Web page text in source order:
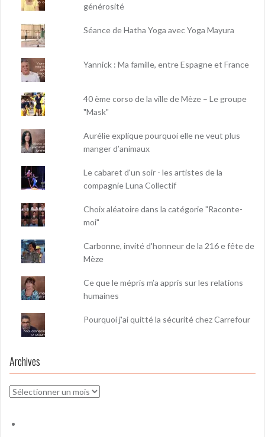
générosité
Séance de Hatha Yoga avec Yoga Mayura
Yannick : Ma famille, entre Espagne et France
40 ème corso de la ville de Mèze – Le groupe
"Mask"
Aurélie explique pourquoi elle ne veut plus
manger d’animaux
Le cabaret d'un soir - les artistes de la
compagnie Luna Collectif
Choix aléatoire dans la catégorie "Raconte-
moi"
Carbonne, invité d'honneur de la 216 e fête de
Mèze
Ce que le mépris m’a appris sur les relations
humaines
Pourquoi j'ai quitté la sécurité chez Carrefour
Archives
Archives